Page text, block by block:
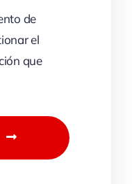
de
el
que